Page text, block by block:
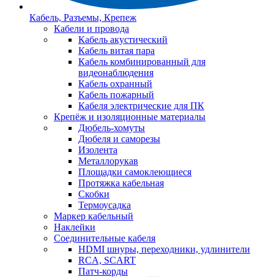
Кабель, Разъемы, Крепеж
Кабели и провода
Кабель акустический
Кабель витая пара
Кабель комбинированный для
видеонаблюдения
Кабель охранный
Кабель пожарный
Кабеля электрические для ПК
Крепёж и изоляционные материалы
Дюбель-хомуты
Дюбеля и саморезы
Изолента
Металлорукав
Площадки самоклеющиеся
Протяжка кабельная
Скобки
Термоусадка
Маркер кабельный
Наклейки
Соединительные кабеля
HDMI шнуры, переходники, удлинители
RCA, SCART
Патч-корды